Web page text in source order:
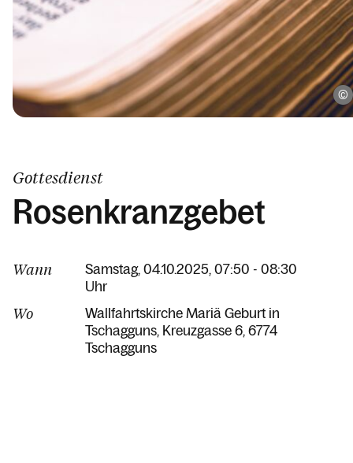
Gottesdienst
Rosenkranzgebet
Wann
Samstag, 04.10.2025, 07:50 - 08:30
Uhr
Wo
Wallfahrtskirche Mariä Geburt in
Tschagguns Kreuzgasse 6 6774
Tschagguns